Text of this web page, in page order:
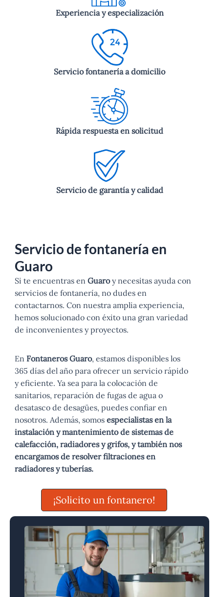
Experiencia y especialización
Servicio fontanería a domicilio
Rápida respuesta en solicitud
Servicio de garantía y calidad
Servicio de fontanería en
Guaro
Si te encuentras en Guaroy necesitas ayuda con
servicios de fontanería, no dudes en
contactarnos. Con nuestra amplia experiencia,
hemos solucionado con éxito una gran variedad
de inconvenientes y proyectos.
En Fontaneros Guaro, estamos disponibles los
365 días del año para ofrecer un servicio rápido
y eficiente. Ya sea para la colocación de
sanitarios, reparación de fugas de agua o
desatasco de desagües, puedes confiar en
nosotros. Además, somos especialistas en la
instalación y mantenimiento de sistemas de
calefacción, radiadores y grifos, y también nos
encargamos de resolver filtraciones en
radiadores y tuberías.
¡Solicito un fontanero!